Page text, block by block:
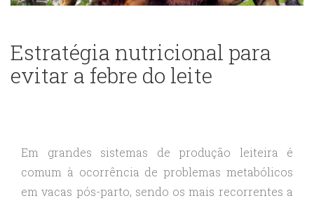
Estratégia nutricional para
evitar a febre do leite
Em grandes sistemas de produção leiteira é
comum à ocorrência de problemas metabólicos
em vacas pós-parto, sendo os mais recorrentes a